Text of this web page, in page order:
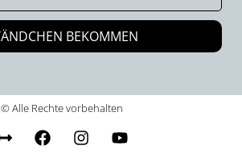
© Alle Rechte vorbehalten